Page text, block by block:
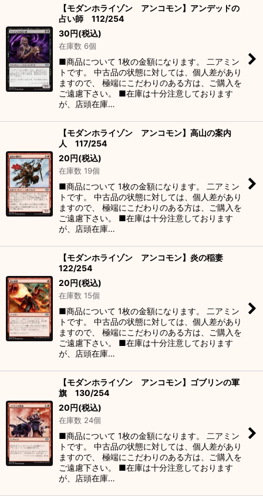
【モダンホライゾン アンコモン】アンデッドの
占い師 112/254
30円(税込)
在庫数 6個
■商品について 1枚の金額になります。 二アミン
トです。 中古品の状態に対しては、個人差があり
ますので、 極端にこだわりのある方は、ご購入を
ご遠慮下さい。 ■在庫は十分注意しております
が、店頭在庫…
【モダンホライゾン アンコモン】高山の案内
人 117/254
20円(税込)
在庫数 19個
■商品について 1枚の金額になります。 二アミン
トです。 中古品の状態に対しては、個人差があり
ますので、 極端にこだわりのある方は、ご購入を
ご遠慮下さい。 ■在庫は十分注意しております
が、店頭在庫…
【モダンホライゾン アンコモン】炎の稲妻
122/254
20円(税込)
在庫数 15個
■商品について 1枚の金額になります。 二アミン
トです。 中古品の状態に対しては、個人差があり
ますので、 極端にこだわりのある方は、ご購入を
ご遠慮下さい。 ■在庫は十分注意しております
が、店頭在庫…
【モダンホライゾン アンコモン】ゴブリンの軍
旗 130/254
20円(税込)
在庫数 24個
■商品について 1枚の金額になります。 二アミン
トです。 中古品の状態に対しては、個人差があり
ますので、 極端にこだわりのある方は、ご購入を
ご遠慮下さい。 ■在庫は十分注意しております
が、店頭在庫…